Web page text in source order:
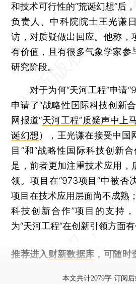
和技术可行性的“荒诞幻想”后
负责人、中科院院士王光谦
访，对质疑做出回应。他称，
有价值，且有很多气象学家参
研究阶段。
对于为何“天河工程”申请
申请了“战略性国际科技创新
网报道“天河工程”质疑声中上
诞幻想 ），王光谦在接受中国
目”和“战略性国际科技创新
是，前者更加注重技术应用，
领。项目在“973项目”中被否
项目在技术应用层面尚不成熟
科技创新合作”项目的支持
为“天河工程”在创新引领方面有
推荐进入 财新数据库 ，可随
本文共计2079字 订阅